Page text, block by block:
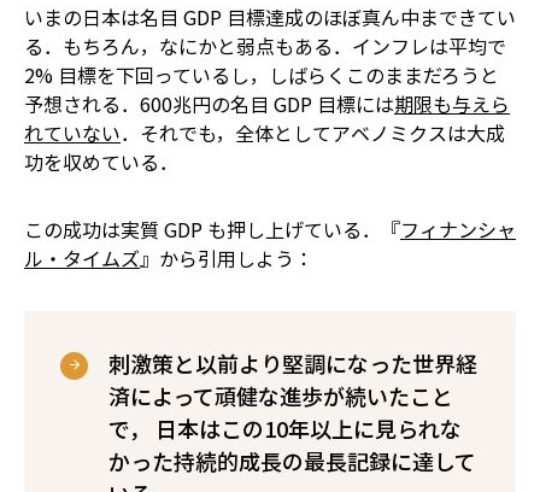
いまの日本は名目 GDP 目標達成のほぼ真ん中まできてい
る．もちろん，なにかと弱点もある．インフレは平均で
2% 目標を下回っているし，しばらくこのままだろうと
予想される．600兆円の名目 GDP 目標には期限も与えら
れていない．それでも，全体としてアベノミクスは大成
功を収めている．
この成功は実質 GDP も押し上げている．『フィナンシャ
ル・タイムズ』から引用しよう：
刺激策と以前より堅調になった世界経
済によって頑健な進歩が続いたこと
で， 日本はこの10年以上に見られな
かった持続的成長の最長記録に達して